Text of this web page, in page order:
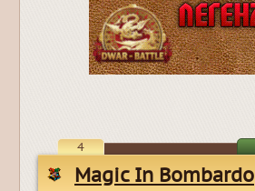
4
Magic In Bombardo